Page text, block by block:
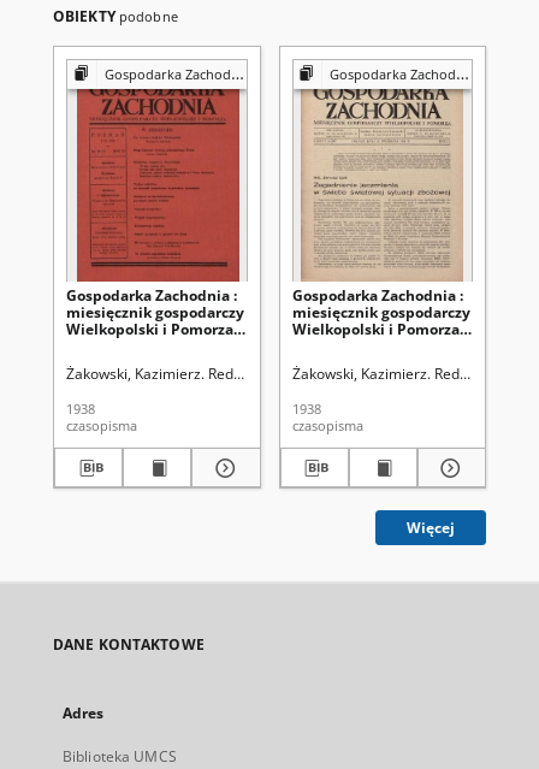
OBIEKTY podobne
Gospodarka Zachodnia
Gospodarka Zachodnia :
miesięcznik gospodarczy
Wielkopolski i Pomorza.
1938)
Żakowski, Kazimierz. Redaktor
1938
czasopisma
Gospodarka Zachodnia
Gospodarka Zachodnia :
miesięcznik gospodarczy
Wielkopolski i Pomorza.
1938)
Żakowski, Kazimierz. Redaktor
1938
czasopisma
Więcej
DANE KONTAKTOWE
Adres
Biblioteka UMCS